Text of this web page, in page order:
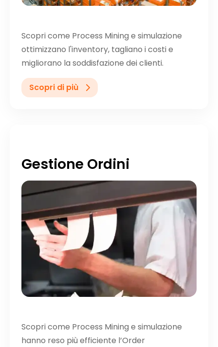
Scopri come Process Mining e simulazione
ottimizzano l'inventory, tagliano i costi e
migliorano la soddisfazione dei clienti.
Scopri di più
Gestione Ordini
Scopri come Process Mining e simulazione
hanno reso più efficiente l’Order